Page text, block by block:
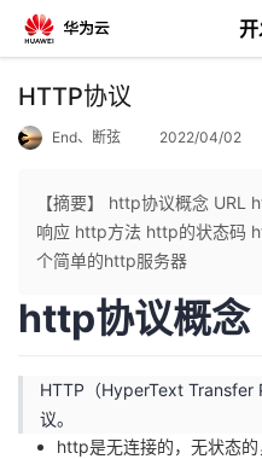
返
主
的
我
HTTP协议
End、断弦 2022/04/02
【摘要】 http协议概念
响应 http方法 http的状态码
个简单的http服务器
http协议概念
HTTP（HyperText Transfer
议。
http是无连接的，无状态